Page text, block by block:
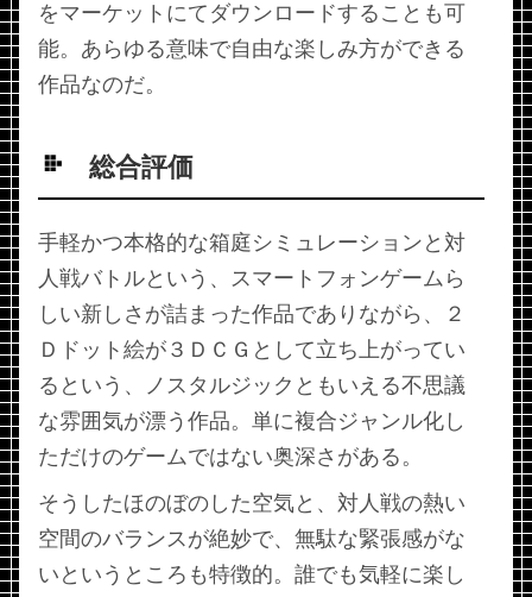
をマーケットにてダウンロードすることも可
能。あらゆる意味で自由な楽しみ方ができる
作品なのだ。
総合評価
手軽かつ本格的な箱庭シミュレーションと対
人戦バトルという、スマートフォンゲームら
しい新しさが詰まった作品でありながら、２
Ｄドット絵が３ＤＣＧとして立ち上がってい
るという、ノスタルジックともいえる不思議
な雰囲気が漂う作品。単に複合ジャンル化し
ただけのゲームではない奥深さがある。
そうしたほのぼのした空気と、対人戦の熱い
空間のバランスが絶妙で、無駄な緊張感がな
いというところも特徴的。誰でも気軽に楽し